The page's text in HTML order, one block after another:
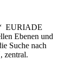
EURIADE
Ebenen und
Suche nach
zentral.